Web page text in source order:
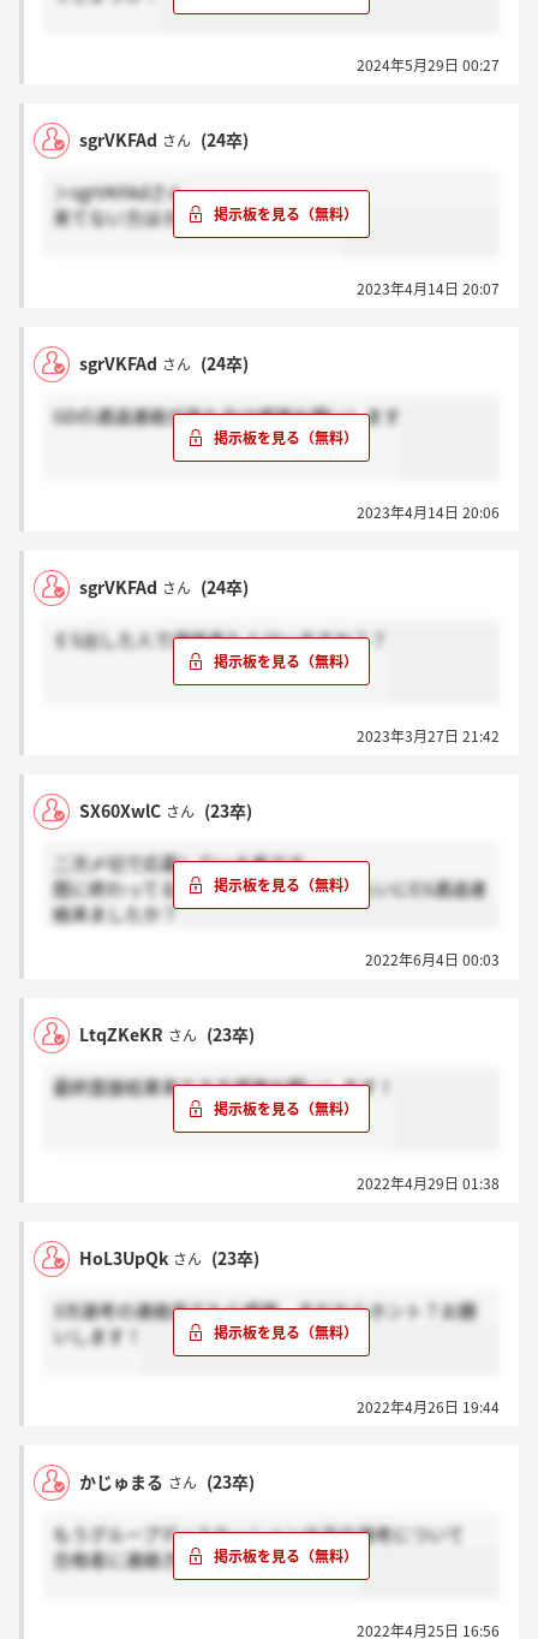
2024年5月29日 00:27
sgrVKFAd さん (24卒)
＞sgrVKFAdさん
来てない方はホント？お願いします
2023年4月14日 20:07
sgrVKFAd さん (24卒)
GDの通過連絡が来た方は感謝お願いします
2023年4月14日 20:06
sgrVKFAd さん (24卒)
ＥS出した人で連絡来た人はいますか？？
2023年3月27日 21:42
SX60XwlC さん (23卒)
二次〆切で応募している者です。
既に終わってる方も含めて、何日後くらいにES通過連
絡来ましたか？
2022年6月4日 00:03
LtqZKeKR さん (23卒)
最終面接結果来てる方感謝お願いします！
2022年4月29日 01:38
HoL3UpQk さん (23卒)
3次選考の連絡来てたら感謝、まだならホント？お願
いします！
2022年4月26日 19:44
かじゅまる さん (23卒)
もうグループディスカッションの次の選考について
合格者に連絡きてる感じですかね…？
2022年4月25日 16:56